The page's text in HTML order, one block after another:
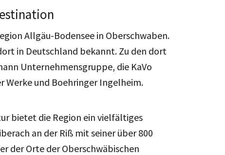
Allgäu-Bodensee in Oberschwaben.
in Deutschland bekannt. Zu den dort
Unternehmensgruppe, die KaVo
Werke und Boehringer Ingelheim.
bietet die Region ein vielfältiges
an der Riß mit seiner über 800
der Orte der Oberschwäbischen